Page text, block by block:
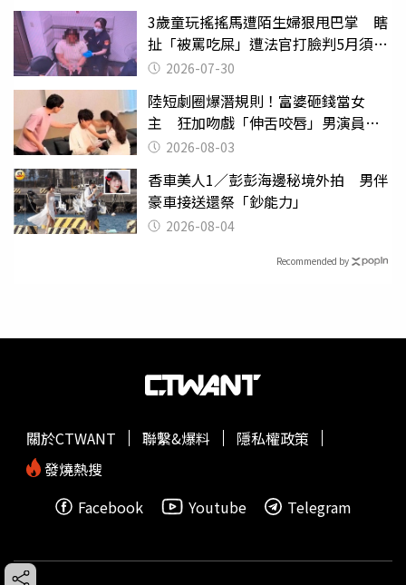
3歲童玩搖搖馬遭陌生婦狠甩巴掌 瞎
扯「被罵吃屎」遭法官打臉判5月須入
監 2026-07-30
陸短劇圈爆潛規則！富婆砸錢當女
主 狂加吻戲「伸舌咬唇」男演員崩
潰 2026-08-03
香車美人1／彭彭海邊秘境外拍 男伴
豪車接送還祭「鈔能力」
2026-08-04
Recommended by
關於CTWANT 聯繫&爆料
隱私權政策
發燒熱搜
Facebook
Youtube Telegram